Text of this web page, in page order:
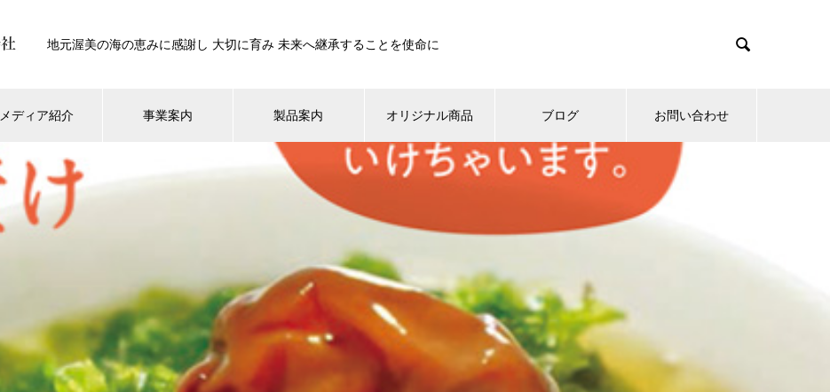
地元渥美の海の恵みに感謝し 大切に育み 未来へ継承することを使命に 
メディア紹介 事業案内 製品案内 オリジナル商品 ブログ お問い合わせ